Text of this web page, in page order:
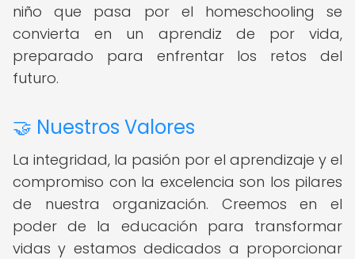
niño que pasa por el homeschooling se
convierta en un aprendiz de por vida,
preparado para enfrentar los retos del
futuro.
🤝 Nuestros Valores
La integridad, la pasión por el aprendizaje y el
compromiso con la excelencia son los pilares
de nuestra organización. Creemos en el
poder de la educación para transformar
vidas y estamos dedicados a proporcionar